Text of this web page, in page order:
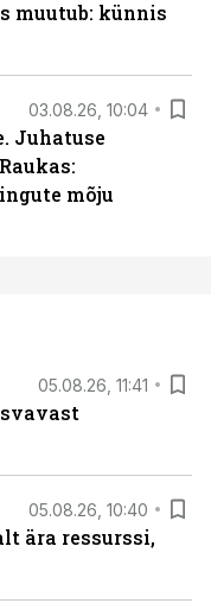
muutub: künnis
03.08.26, 10:04
Juhatuse
mõju
05.08.26, 11:41
05.08.26, 10:40
ära ressurssi,